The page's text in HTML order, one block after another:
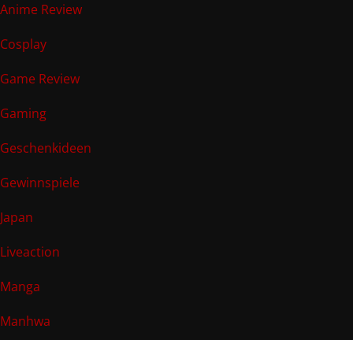
Anime Review
Cosplay
Game Review
Gaming
Geschenkideen
Gewinnspiele
Japan
Liveaction
Manga
Manhwa